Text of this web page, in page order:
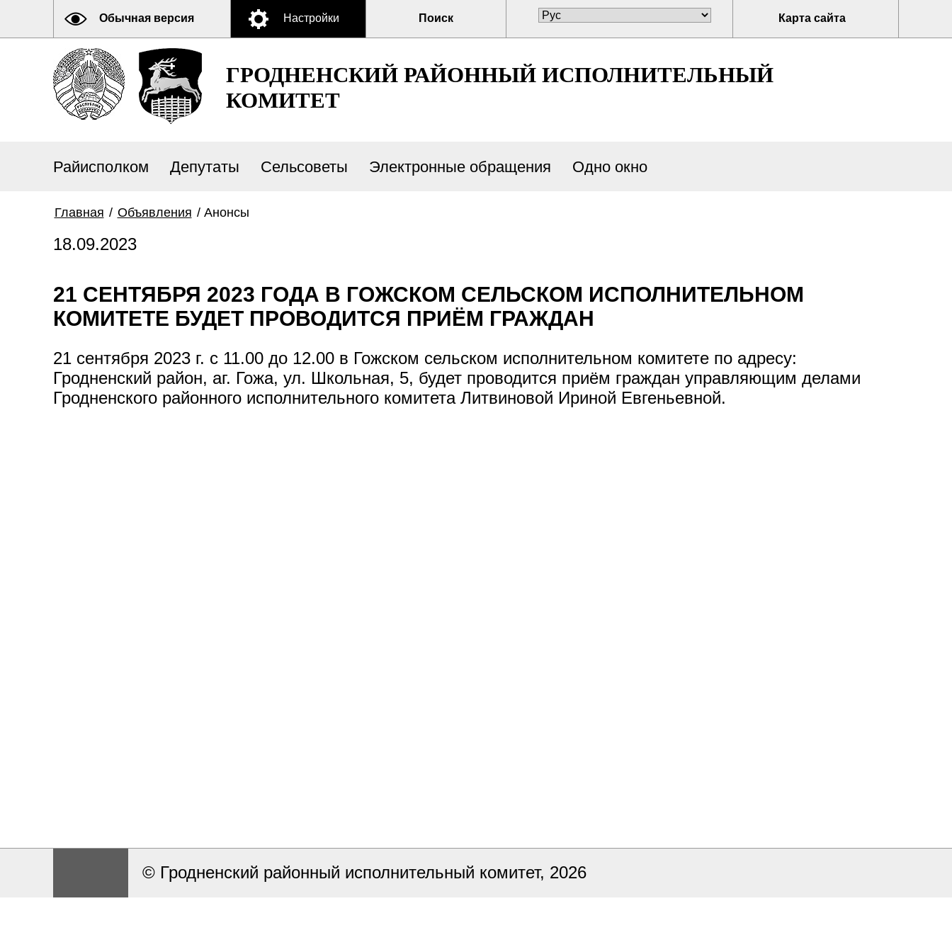
Обычная версия Настройки Поиск Карта сайта
ГРОДНЕНСКИЙ РАЙОННЫЙ ИСПОЛНИТЕЛЬНЫЙ
КОМИТЕТ
Райисполком Депутаты Сельсоветы Электронные обращения Одно окно
Главная / Объявления / Анонсы
18.09.2023
21 СЕНТЯБРЯ 2023 ГОДА В ГОЖСКОМ СЕЛЬСКОМ ИСПОЛНИТЕЛЬНОМ
КОМИТЕТЕ БУДЕТ ПРОВОДИТСЯ ПРИЁМ ГРАЖДАН
21 сентября 2023 г. с 11.00 до 12.00 в Гожском сельском исполнительном комитете по адресу:
Гродненский район, аг. Гожа, ул. Школьная, 5, будет проводится приём граждан управляющим делами
Гродненского районного исполнительного комитета Литвиновой Ириной Евгеньевной.
© Гродненский районный исполнительный комитет, 2026